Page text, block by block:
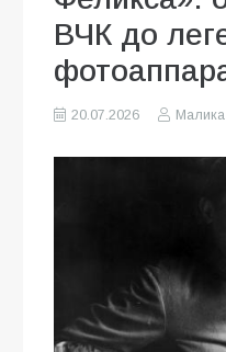
ВЧК до
20.07.2026